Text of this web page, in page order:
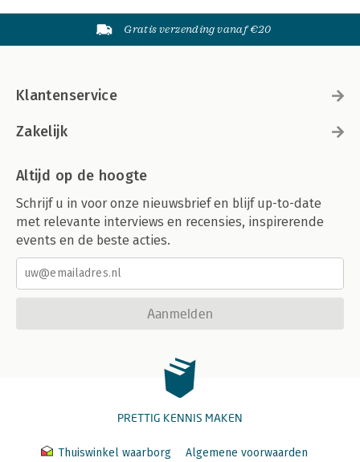
Gratis verzending vanaf €20
Klantenservice
Zakelijk
Altijd op de hoogte
Schrijf u in voor onze nieuwsbrief en blijf up-to-date
met relevante interviews en recensies, inspirerende
events en de beste acties.
Aanmelden
PRETTIG KENNIS MAKEN
Thuiswinkel waarborg Algemene voorwaarden